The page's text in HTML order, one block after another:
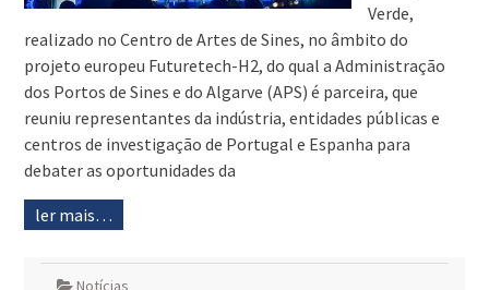
Verde,
realizado no Centro de Artes de Sines, no âmbito do
projeto europeu Futuretech-H2, do qual a Administração
dos Portos de Sines e do Algarve (APS) é parceira, que
reuniu representantes da indústria, entidades públicas e
centros de investigação de Portugal e Espanha para
debater as oportunidades da
ler mais…